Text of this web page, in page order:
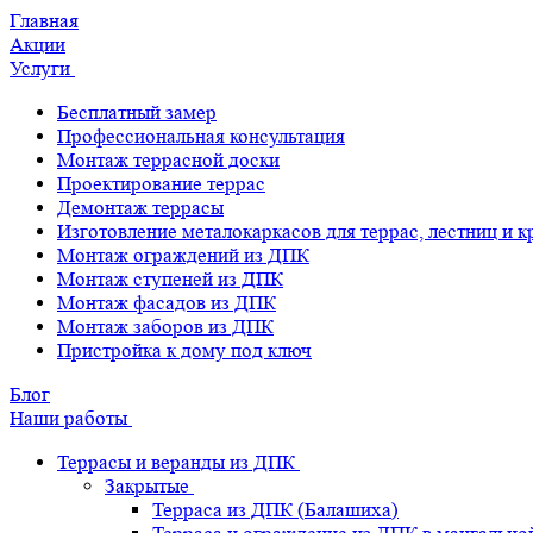
Главная
Акции
Услуги
Бесплатный замер
Профессиональная консультация
Монтаж террасной доски
Проектирование террас
Демонтаж террасы
Изготовление металокаркасов для террас, лестниц и
Монтаж ограждений из ДПК
Монтаж ступеней из ДПК
Монтаж фасадов из ДПК
Монтаж заборов из ДПК
Пристройка к дому под ключ
Блог
Наши работы
Террасы и веранды из ДПК
Закрытые
Терраса из ДПК (Балашиха)